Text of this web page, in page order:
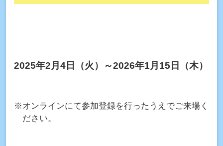
2025年2月4日（火）～2026年1月15日（木）
※オンラインにて参加登録を行ったうえでご来場く
ださい。